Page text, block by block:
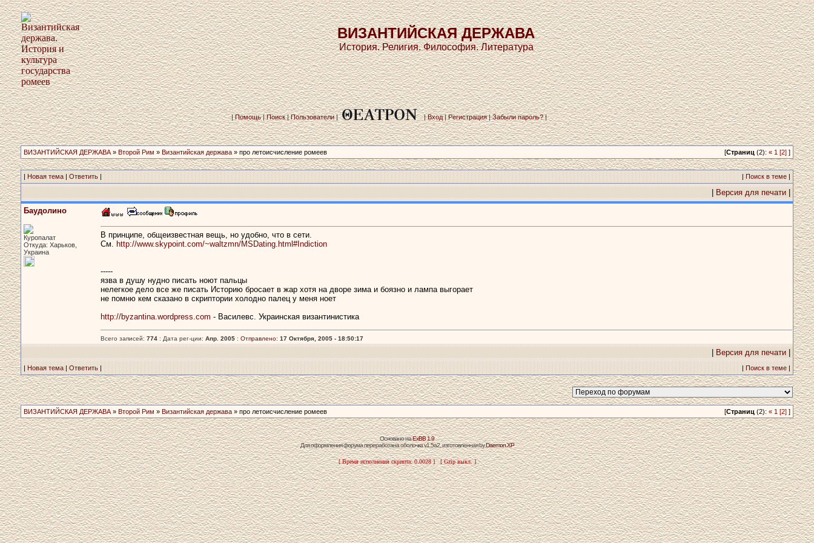
ВИЗАНТИЙСКАЯ ДЕРЖАВА
История. Религия. Философия. Литература
|Помощь|Поиск|Пользователи| |Вход|Регистрация|Забыли пароль?|
ВИЗАНТИЙСКАЯ ДЕРЖАВА » Второй Рим » Византийская держава » про летоисчисление ромеев [Страниц (2): « 1 [2] ]
| Новая тема|Ответить | |Поиск в теме|
Версия для печати
Баудолино
Куропалат
Откуда: Харьков,
Украина
В принципе, общеизвестная вещь, но удобно, что в сети.
См. http://www.skypoint.com/~waltzmn/MSDating.html#Indiction
-----
язва в душу нудно писать ноют пальцы
нелегкое дело все же писать Историю бросает в жар хотя на дворе зима и боязно и лампа выгорает
не помню кем сказано в скриптории холодно палец у меня ноет
http://byzantina.wordpress.com - Василевс. Украинская византинистика
Всего записей: 774 : Дата рег-ции: Апр. 2005 : Отправлено: 17 Октября, 2005 - 18:50:17
Версия для печати
| Новая тема|Ответить | |Поиск в теме|
ВИЗАНТИЙСКАЯ ДЕРЖАВА » Второй Рим » Византийская держава » про летоисчисление ромеев [Страниц (2): « 1 [2] ]
Основано наExBB 1.9
Для оформления форума переработана оболочка v1.5a2, изготовленная byDaemon.XP
[ Время исполнения скрипта: 0.0028 ] [ Gzip выкл. ]